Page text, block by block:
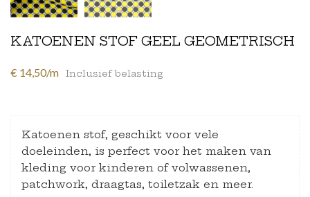
KATOENEN STOF GEEL GEOMETRISCH
€ 14,50/m Inclusief belasting
Katoenen stof, geschikt voor vele
doeleinden, is perfect voor het maken van
kleding voor kinderen of volwassenen,
patchwork, draagtas, toiletzak en meer.